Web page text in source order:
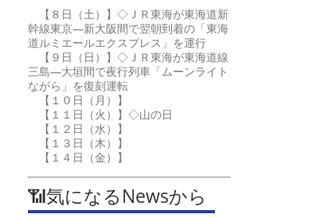
【８日（土）】◇ＪＲ東海が東海道新
幹線東京―新大阪間で翌朝到着の「東海
道ルミエールエクスプレス」を運行
【９日（日）】◇ＪＲ東海が東海道線
三島―大垣間で夜行列車「ムーンライト
ながら」を復刻運転
【１０日（月）】
【１１日（火）】◇山の日
【１２日（水）】
【１３日（木）】
【１４日（金）】
📶気になるNewsから